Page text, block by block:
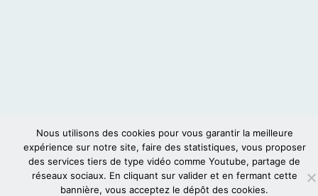
Nous utilisons des cookies pour vous garantir la meilleure
expérience sur notre site, faire des statistiques, vous proposer
des services tiers de type vidéo comme Youtube, partage de
réseaux sociaux. En cliquant sur valider et en fermant cette
bannière, vous acceptez le dépôt des cookies.